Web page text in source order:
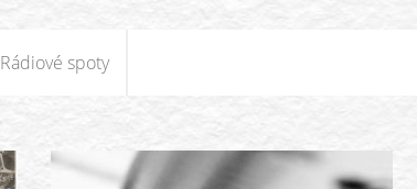
Rádiové spoty